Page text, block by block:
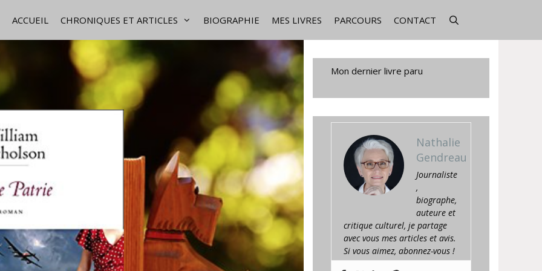
ACCUEIL CHRONIQUES ET ARTICLES BIOGRAPHIE MES LIVRES PARCOURS CONTACT
Mon dernier livre paru
Nathalie
Gendreau
Journaliste
,
biographe,
auteure et
critique culturel, je partage
avec vous mes articles et avis.
Si vous aimez, abonnez-vous !